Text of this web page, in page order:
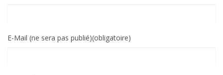
E-Mail (ne sera pas publié)(obligatoire)